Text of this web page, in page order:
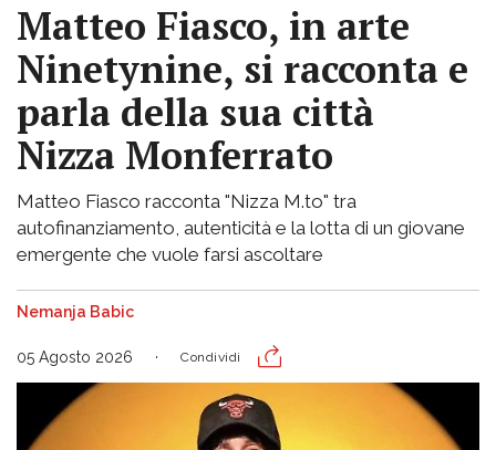
Matteo Fiasco, in arte
Ninetynine, si racconta e
parla della sua città
Nizza Monferrato
Matteo Fiasco racconta "Nizza M.to" tra
autofinanziamento, autenticità e la lotta di un giovane
emergente che vuole farsi ascoltare
Nemanja Babic
05 Agosto 2026 Condividi